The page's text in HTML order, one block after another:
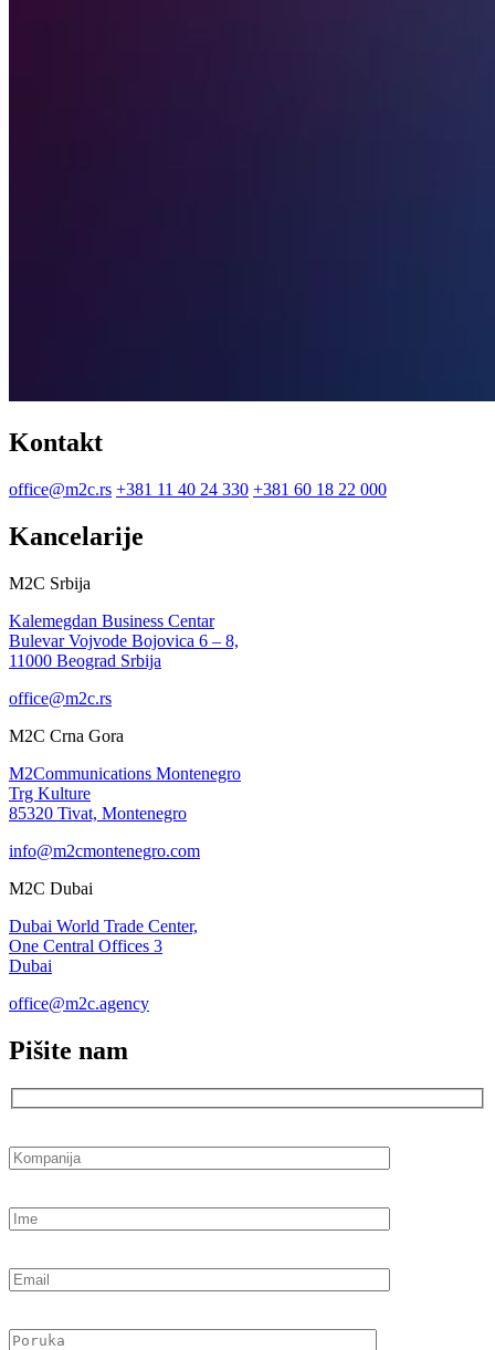
Kontakt
office@m2c.rs +381 11 40 24 330 +381 60 18 22 000
Kancelarije
M2C Srbija
Kalemegdan Business Centar
Bulevar Vojvode Bojovica 6 – 8,
11000 Beograd Srbija
office@m2c.rs
M2C Crna Gora
M2Communications Montenegro
Trg Kulture
85320 Tivat, Montenegro
info@m2cmontenegro.com
M2C Dubai
Dubai World Trade Center,
One Central Offices 3
Dubai
office@m2c.agency
Pišite nam